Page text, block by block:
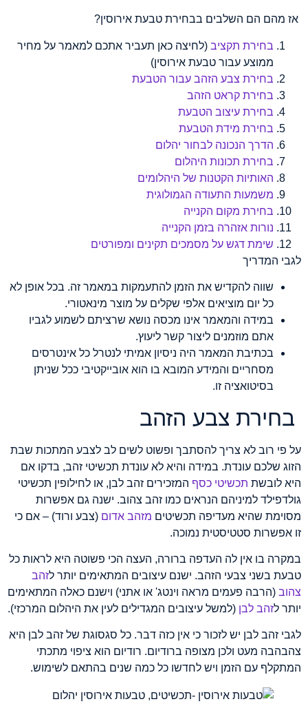
אז מהם הם השלבים בבחירת טבעת אירוסין?
בחירת תקציב (לחיצה כאן תעביר אתכם למאמר על מחיר
ממוצע עבור טבעת אירוסין)
בחירת צבע הזהב עבור הטבעת
בחירת קראט הזהב
בחירת עיצוב הטבעת
בחירת מידת הטבעת
הדרך הנכונה לבחור יהלום
בחירת תכונות היהלום
האותיות הקטנות של היהלומים
משמעות התעודה הגמולוגית
בחירת מקום הקנייה
נורות אזהרה בזמן הקנייה
שימת דגש על מסמכים תקינים ומפורטים
לגבי המדריך
שווה להקדיש את הזמן להתעמקות במאמר זה. בכל אופן לא
כל יום מוציאים אלפי שקלים על מוצר מינאטורי.
במידה והמאמר אינו מכסה נושא שרציתם לשמוע לגביו
אתם מוזמנים ליצור קשר ליעוץ.
בכתיבת המאמר היה ניסיון אמיתי לנטרל כל אינטרסים
מסחריים והמידע המובא בו הוא אובייקטיבי ככל שניתן
בסיטואציה זו.
בחירת צבע הזהב
על פי רוב לא צריך להסתבך ופשוט לשים לב לצבע המתכות שבת
הזוג שלכם עונדת. במידה והיא לא עונדת תכשיטי זהב, בדקו אם
היא לובשת תכשיטי כסף המזכירים זהב לבן, או לחילופין תכשיטי
גולדפילד למיניהם הנראים כמו זהב צהוב. ישנה גם אפשרות
מסוימת שהיא מעדיפה תכשיטים מזהב אדום (צבע ורוד) – אם כי
זו אפשרות סטטיסטית נמוכה.
במקרה בו אין לה העדפה ברורה, העצה הכי פשוטה היא לראות כל
טבעת בשני צבעי הזהב. ישנם עיצובים המתאימים יותר לזהב
צהוב (הרבה פעמים מראה וינטג' או אתני) וישנם כאלה המתאימים
יותר לזהב לבן (למשל עיצובים המגדילים לעין את היהלום המרכזי).
לגבי זהב לבן יש לזכור כי אין כזה דבר. כל סגסוגת של זהב לבן היא
צהבהבה מעט ולכן מצופה ברודיום. רודיום הוא ציפוי מתכתי
המתקלף עם הזמן ויש לחדשו כל כמה שנים בהתאם לשימוש.